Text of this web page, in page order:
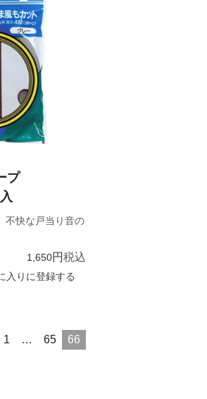
不快な戸当り音の
プ
1,650 税込
入りに登録する
1 … 65 66